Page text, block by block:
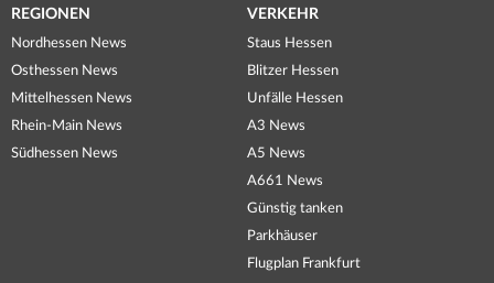
REGIONEN
Nordhessen News
Osthessen News
Mittelhessen News
Rhein-Main News
Südhessen News
VERKEHR
Staus Hessen
Blitzer Hessen
Unfälle Hessen
A3 News
A5 News
A661 News
Günstig tanken
Parkhäuser
Flugplan Frankfurt